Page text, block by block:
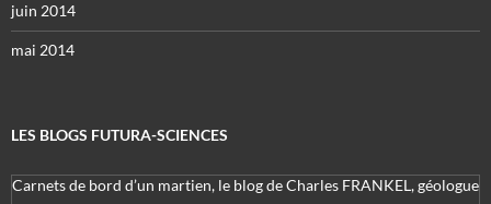
juin 2014
mai 2014
LES BLOGS FUTURA-SCIENCES
Carnets de bord d’un martien, le blog de Charles FRANKEL, géologue